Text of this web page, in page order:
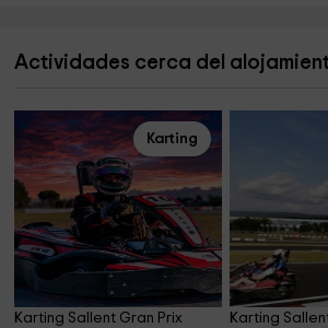
Actividades cerca del
Karting
Karting Sallent Gran Prix Karting